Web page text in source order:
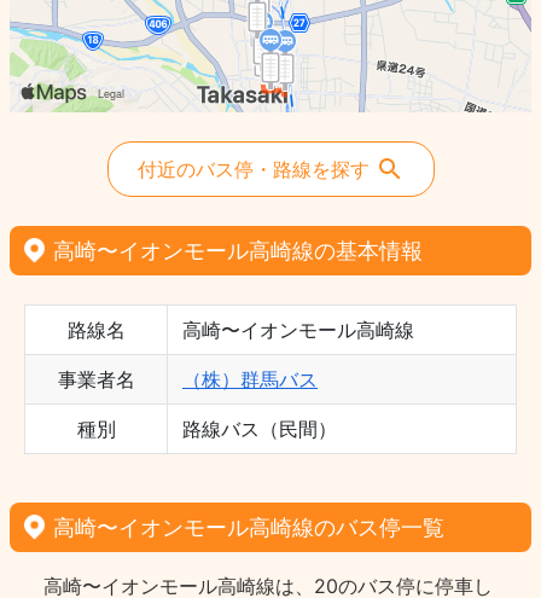
付近のバス停・路線を探す
高崎〜イオンモール高崎線の基本情報
路線名 高崎〜イオンモール高崎線
事業者名 （株）群馬バス
種別 路線バス（民間）
高崎〜イオンモール高崎線のバス停一覧
高崎〜イオンモール高崎線は、20のバス停に停車し